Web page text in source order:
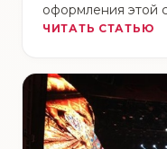
оформления этой
брендированными
ЧИТАТЬ СТАТЬЮ